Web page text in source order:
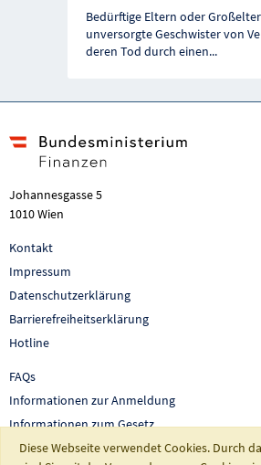
Bedürftige Eltern oder
unversorgte Geschwister von
deren Tod durch einen...
Johannesgasse 5
1010 Wien
Kontakt
Impressum
Datenschutzerklärung
Barrierefreiheitserklärung
Hotline
FAQs
Informationen zur Anmeldung
Informationen zum Gesetz
Auswertungen und Berichte
Diese Webseite verwendet Cookies. Durch